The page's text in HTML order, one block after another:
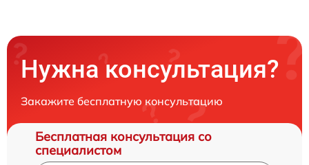
Нужна консультация?
Закажите бесплатную консультацию
Бесплатная консультация со
специалистом